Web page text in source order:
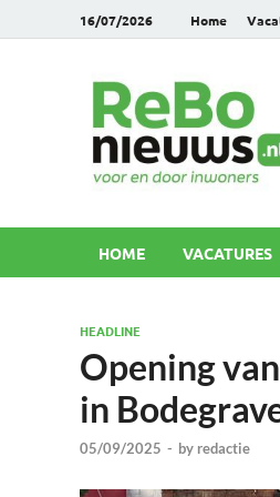
16/07/2026 Home
HOME VACATURES
HEADLINE
Opening
in
05/09/2025 - by redactie